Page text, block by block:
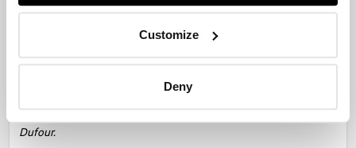
Customize
Deny
président, Affaires gouvernementales – Ottawa, chez
NATIONAL, Alexe Constantineau, coordonnatrice au sein du
groupe Organisations et parties prenantes au bureau
Paquette, associée et vice-présidente principale, Communication
d'entreprise de NATIONAL et coordonnatrice du Forum Ghislain
Dufour.